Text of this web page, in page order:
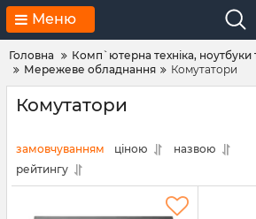
Меню
Головна
Комп`ютерна техніка, ноутбуки
Мережеве обладнання
Комутатори
Комутатори
замовчуванням ціною
назвою
рейтингу